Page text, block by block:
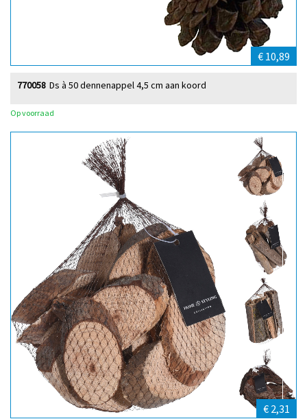
€ 10,89
Ds à 50 dennenappel 4,5 cm aan koord
770058
Op voorraad
€ 2,31